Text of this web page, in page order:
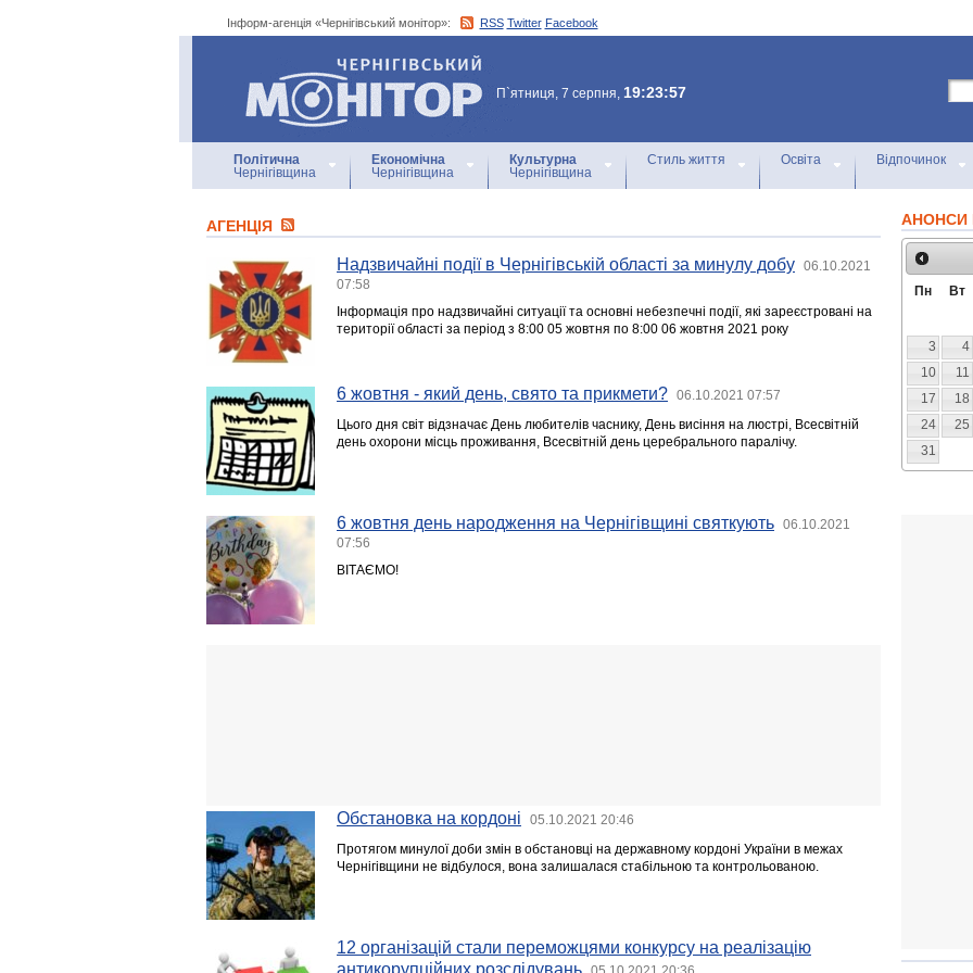
Інформ-агенція «Чернігівський монітор»: RSS Twitter Facebook
Інформ-агенція
«Чернігівський монітор»
П`ятниця, 7 серпня, 19:23:57
Політична
Чернігівщина
Економічна
Чернігівщина
Культурна
Чернігівщина
Стиль життя Освіта Відпочинок
АГЕНЦIЯ
Надзвичайні події в Чернігівській області за минулу добу
06.10.2021
07:58
Інформація про надзвичайні ситуації та основні небезпечні події, які зареєстровані на
території області за період з 8:00 05 жовтня по 8:00 06 жовтня 2021 року
6 жовтня - який день, свято та прикмети? 06.10.2021 07:57
Цього дня світ відзначає День любителів часнику, День висіння на люстрі, Всесвітній
день охорони місць проживання, Всесвітній день церебрального паралічу.
6 жовтня день народження на Чернігівщині святкують
06.10.2021
07:56
ВІТАЄМО!
Обстановка на кордоні 05.10.2021 20:46
Протягом минулої доби змін в обстановці на державному кордоні України в межах
Чернігівщини не відбулося, вона залишалася стабільною та контрольованою.
12 організацій стали переможцями конкурсу на реалізацію
антикорупційних розслідувань
АНОНСИ
Пн Вт
3
4
10
11
17
18
24
25
31